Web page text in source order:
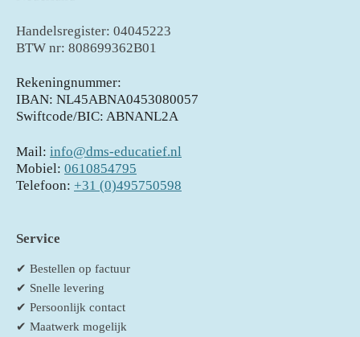
Handelsregister: 04045223
BTW nr: 808699362B01
Rekeningnummer:
IBAN: NL45ABNA0453080057
Swiftcode/BIC: ABNANL2A
Mail: info@dms-educatief.nl
Mobiel: 0610854795
Telefoon: +31 (0)495750598
Service
✔ Bestellen op factuur
✔ Snelle levering
✔ Persoonlijk contact
✔ Maatwerk mogelijk